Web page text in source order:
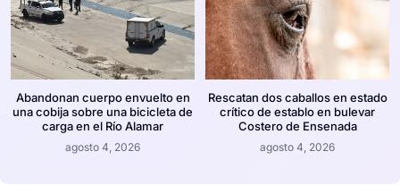
Abandonan cuerpo envuelto en
una cobija sobre una bicicleta de
carga en el Río Alamar
agosto 4, 2026
Rescatan dos caballos en estado
crítico de establo en bulevar
Costero de Ensenada
agosto 4, 2026